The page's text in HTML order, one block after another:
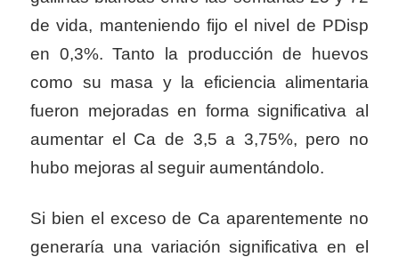
de vida, manteniendo fijo el nivel de PDisp
en 0,3%. Tanto la producción de huevos
como su masa y la eficiencia alimentaria
fueron mejoradas en forma significativa al
aumentar el Ca de 3,5 a 3,75%, pero no
hubo mejoras al seguir aumentándolo.
Si bien el exceso de Ca aparentemente no
generaría una variación significativa en el